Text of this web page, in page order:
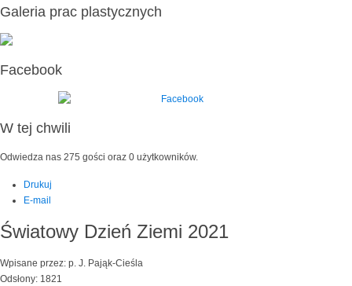
Galeria prac plastycznych
Facebook
W tej chwili
Odwiedza nas 275 gości oraz 0 użytkowników.
Drukuj
E-mail
Światowy Dzień Ziemi 2021
Wpisane przez: p. J. Pająk-Cieśla
Odsłony: 1821